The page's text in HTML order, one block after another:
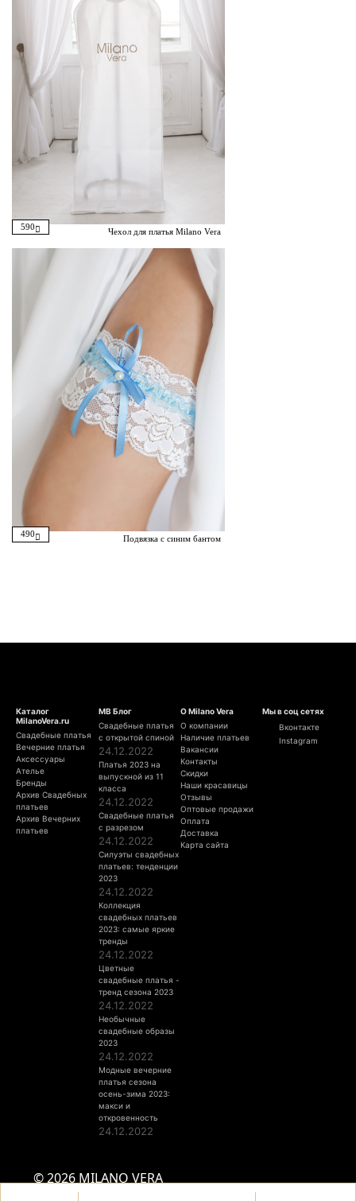
590 Чехол для платья Milano Vera
490 Подвязка с синим бантом
Каталог
MilanoVera.ru
Свадебные платья
Вечерние платья
Аксессуары
Ателье
Бренды
Архив Свадебных
платьев
Архив Вечерних
платьев
МВ Блог
Свадебные платья
с открытой спиной
24.12.2022
Платья 2023 на
выпускной из 11
класса
24.12.2022
Свадебные платья
с разрезом
24.12.2022
Силуэты свадебных
платьев: тенденции
2023
24.12.2022
Коллекция
свадебных платьев
2023: самые яркие
тренды
24.12.2022
Цветные
свадебные платья -
тренд сезона 2023
24.12.2022
Необычные
свадебные образы
2023
24.12.2022
Модные вечерние
платья сезона
осень-зима 2023:
макси и
откровенность
24.12.2022
О Milano Vera
О компании
Наличие платьев
Вакансии
Контакты
Скидки
Наши красавицы
Отзывы
Оптовые продажи
Оплата
Доставка
Карта сайта
Мы в соц сетях
Вконтакте
Instagram
© 2026 MILANO VERA